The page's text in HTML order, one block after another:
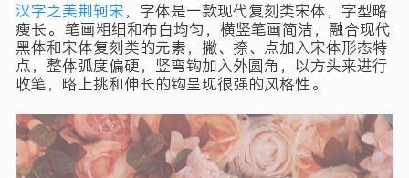
汉字之美荆轲宋，字体是一款现代复刻类宋体，字型略
瘦长。 笔画粗细和布白均匀，横竖笔画简洁，融合现代
黑体和宋体复刻类的元素，撇、捺、点加入宋体形态特
点，整体弧度偏硬，竖弯钩加入外圆角，以方头来进行
收笔，略上挑和伸长的钩呈现很强的风格性。